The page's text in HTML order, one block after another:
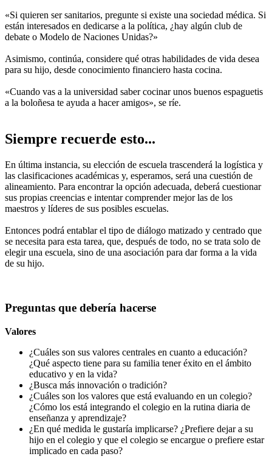
«Si quieren ser sanitarios, pregunte si existe una sociedad médica. Si
están interesados en dedicarse a la política, ¿hay algún club de
debate o Modelo de Naciones Unidas?»
Asimismo, continúa, considere qué otras habilidades de vida desea
para su hijo, desde conocimiento financiero hasta cocina.
«Cuando vas a la universidad saber cocinar unos buenos espaguetis
a la boloñesa te ayuda a hacer amigos», se ríe.
Siempre recuerde esto...
En última instancia, su elección de escuela trascenderá la logística y
las clasificaciones académicas y, esperamos, será una cuestión de
alineamiento. Para encontrar la opción adecuada, deberá cuestionar
sus propias creencias e intentar comprender mejor las de los
maestros y líderes de sus posibles escuelas.
Entonces podrá entablar el tipo de diálogo matizado y centrado que
se necesita para esta tarea, que, después de todo, no se trata solo de
elegir una escuela, sino de una asociación para dar forma a la vida
de su hijo.
Preguntas que debería hacerse
Valores
¿Cuáles son sus valores centrales en cuanto a educación?
¿Qué aspecto tiene para su familia tener éxito en el ámbito
educativo y en la vida?
¿Busca más innovación o tradición?
¿Cuáles son los valores que está evaluando en un colegio?
¿Cómo los está integrando el colegio en la rutina diaria de
enseñanza y aprendizaje?
¿En qué medida le gustaría implicarse? ¿Prefiere dejar a su
hijo en el colegio y que el colegio se encargue o prefiere estar
implicado en cada paso?